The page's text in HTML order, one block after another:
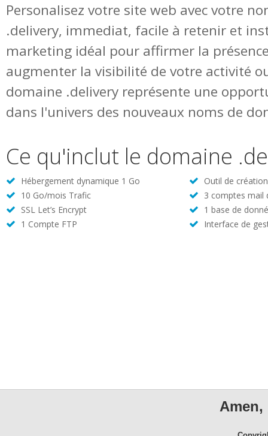
Personalisez votre site web avec votre
.delivery, immediat, facile à retenir et
marketing idéal pour affirmer la
augmenter la visibilité de votre activité
domaine .delivery représente une
dans l'univers des nouveaux noms de
Ce qu'inclut le domaine
Hébergement dynamique 1 Go
Outil de
10 Go/mois Trafic
3 comptes mail
SSL Let’s Encrypt
1 base de
1 Compte FTP
Interface de